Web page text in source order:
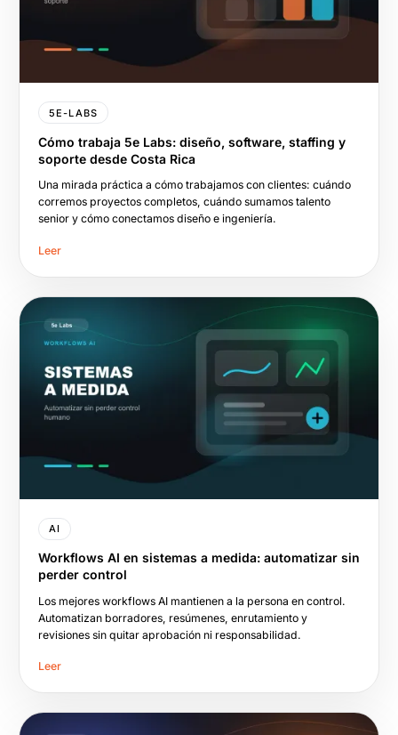
5E-LABS
Cómo trabaja 5e Labs: diseño, software, staffing y
soporte desde Costa Rica
Una mirada práctica a cómo trabajamos con clientes: cuándo
corremos proyectos completos, cuándo sumamos talento
senior y cómo conectamos diseño e ingeniería.
Leer
AI
Workflows AI en sistemas a medida: automatizar sin
perder control
Los mejores workflows AI mantienen a la persona en control.
Automatizan borradores, resúmenes, enrutamiento y
revisiones sin quitar aprobación ni responsabilidad.
Leer